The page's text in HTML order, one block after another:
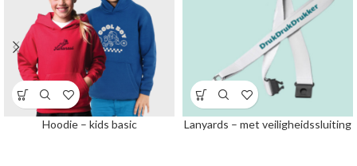
Hoodie – kids basic Lanyards – met veiligheidssluiting